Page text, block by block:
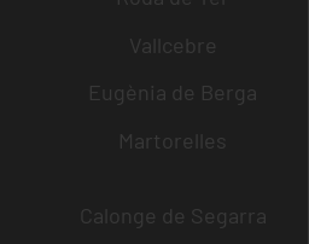
Vallcebre
Eugènia de Berga
Martorelles
Calonge de Segarra